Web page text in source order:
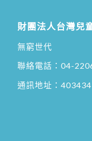
財團法人台灣兒
無窮世代
聯絡電話： 04-
通訊地址：